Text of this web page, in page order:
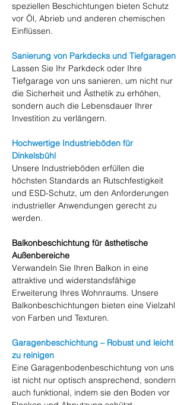
speziellen Beschichtungen bieten Schutz
vor Öl, Abrieb und anderen chemischen
Einflüssen.
Sanierung von Parkdecks und Tiefgaragen
Lassen Sie Ihr Parkdeck oder Ihre
Tiefgarage von uns sanieren, um nicht nur
die Sicherheit und Ästhetik zu erhöhen,
sondern auch die Lebensdauer Ihrer
Investition zu verlängern.
Hochwertige Industrieböden für
Dinkelsbühl
Unsere Industrieböden erfüllen die
höchsten Standards an Rutschfestigkeit
und ESD-Schutz, um den Anforderungen
industrieller Anwendungen gerecht zu
werden.
Balkonbeschichtung für ästhetische
Außenbereiche
Verwandeln Sie Ihren Balkon in eine
attraktive und widerstandsfähige
Erweiterung Ihres Wohnraums. Unsere
Balkonbeschichtungen bieten eine Vielzahl
von Farben und Texturen.
Garagenbeschichtung – Robust und leicht
zu reinigen
Eine Garagenbodenbeschichtung von uns
ist nicht nur optisch ansprechend, sondern
auch funktional, indem sie den Boden vor